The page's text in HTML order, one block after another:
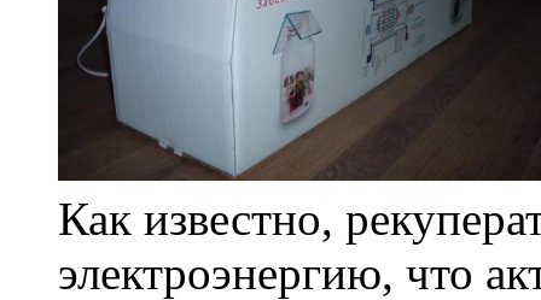
Как известно,
электроэнергию, что